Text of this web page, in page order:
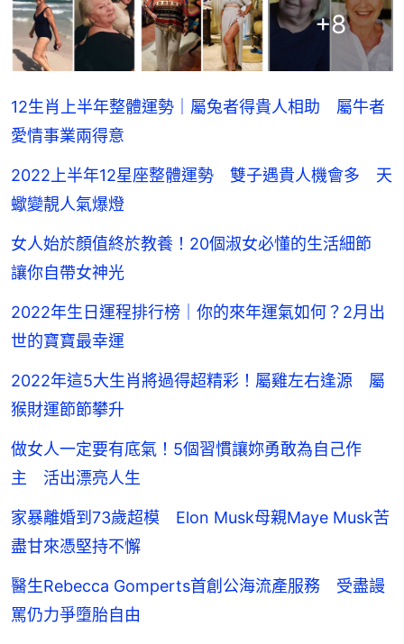
+8
12生肖上半年整體運勢｜屬兔者得貴人相助 屬牛者
愛情事業兩得意
2022上半年12星座整體運勢 雙子遇貴人機會多 天
蠍變靚人氣爆燈
女人始於顏值終於教養！20個淑女必懂的生活細節
讓你自帶女神光
2022年生日運程排行榜｜你的來年運氣如何？2月出
世的寶寶最幸運
2022年這5大生肖將過得超精彩！屬雞左右逢源 屬
猴財運節節攀升
做女人一定要有底氣！5個習慣讓妳勇敢為自己作
主 活出漂亮人生
家暴離婚到73歲超模 Elon Musk母親Maye Musk苦
盡甘來憑堅持不懈
醫生Rebecca Gomperts首創公海流產服務 受盡謾
罵仍力爭墮胎自由